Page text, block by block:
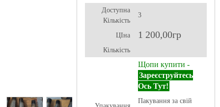
Доступна
Кількість
3
ЦІна 1 200,00гр
Кількість
Щопи купити -
Зареєструйтесь
Ось Тут!
Пакування за свій